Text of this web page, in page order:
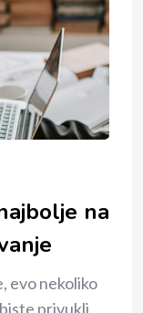
na
evo nekoliko
privukli